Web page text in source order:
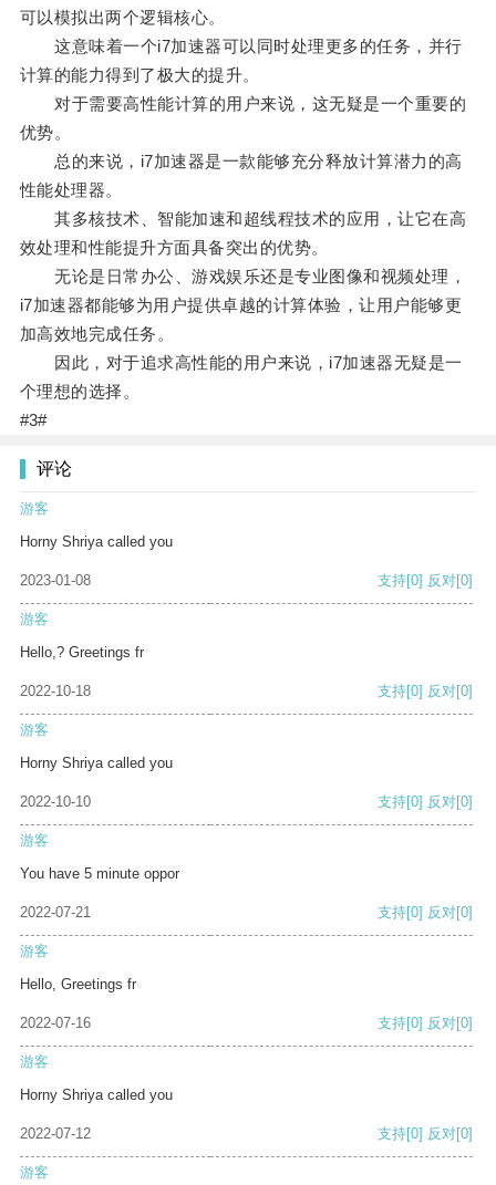
可以模拟出两个逻辑核心。
这意味着一个i7加速器可以同时处理更多的任务，并行
计算的能力得到了极大的提升。
对于需要高性能计算的用户来说，这无疑是一个重要的
优势。
总的来说，i7加速器是一款能够充分释放计算潜力的高
性能处理器。
其多核技术、智能加速和超线程技术的应用，让它在高
效处理和性能提升方面具备突出的优势。
无论是日常办公、游戏娱乐还是专业图像和视频处理，
i7加速器都能够为用户提供卓越的计算体验，让用户能够更
加高效地完成任务。
因此，对于追求高性能的用户来说，i7加速器无疑是一
个理想的选择。
#3#
评论
游客
Horny Shriya called you
2023-01-08 支持[0] 反对[0]
游客
Hello,? Greetings fr
2022-10-18 支持[0] 反对[0]
游客
Horny Shriya called you
2022-10-10 支持[0] 反对[0]
游客
You have 5 minute oppor
2022-07-21 支持[0] 反对[0]
游客
Hello, Greetings fr
2022-07-16 支持[0] 反对[0]
游客
Horny Shriya called you
2022-07-12 支持[0] 反对[0]
游客